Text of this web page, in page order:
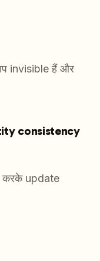
invisible हैं और
consistency
करके update